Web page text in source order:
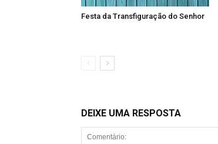
Festa da Transfiguração do Senhor
DEIXE UMA RESPOSTA